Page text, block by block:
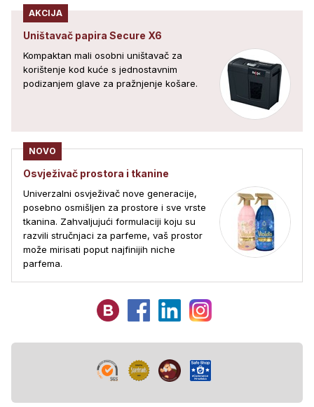
AKCIJA
Uništavač papira Secure X6
Kompaktan mali osobni uništavač za
korištenje kod kuće s jednostavnim
podizanjem glave za pražnjenje košare.
NOVO
Osvježivač prostora i tkanine
Univerzalni osvježivač nove generacije,
posebno osmišljen za prostore i sve vrste
tkanina. Zahvaljujući formulaciji koju su
razvili stručnjaci za parfeme, vaš prostor
može mirisati poput najfinijih niche
parfema.